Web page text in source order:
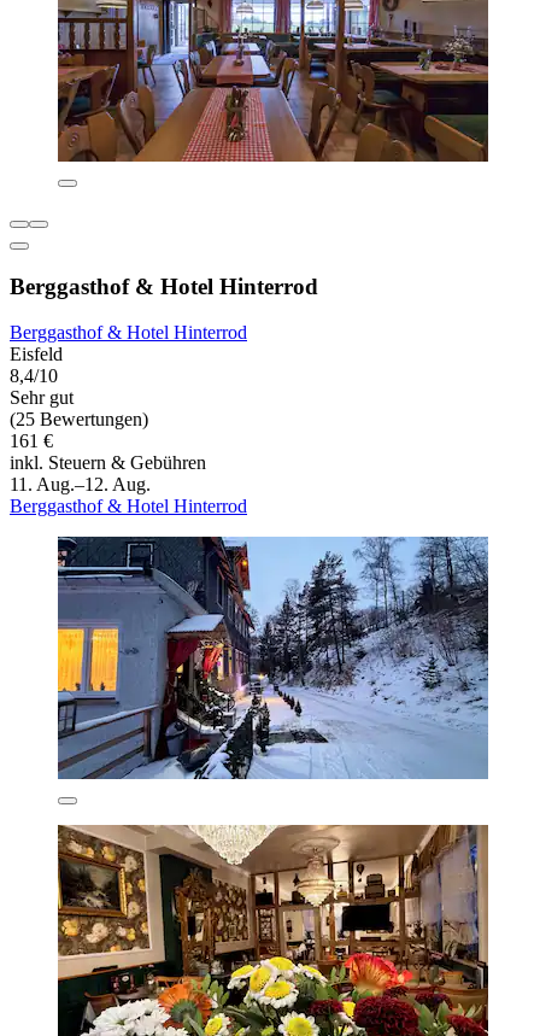
Berggasthof & Hotel Hinterrod
Berggasthof & Hotel Hinterrod
Eisfeld
8,4/10
Sehr gut
(25 Bewertungen)
161 €
inkl. Steuern & Gebühren
11. Aug.–12. Aug.
Berggasthof & Hotel Hinterrod